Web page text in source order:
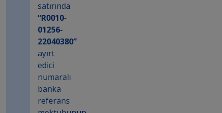
satırında
“R0010-
01256-
22040380”
ayırt
edici
numaralı
banka
referans